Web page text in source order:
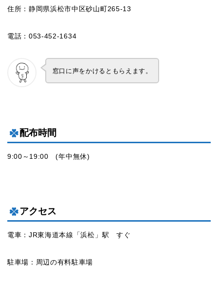
住所：静岡県浜松市中区砂山町265-13
電話：053-452-1634
窓口に声をかけるともらえます。
配布時間
9:00～19:00 (年中無休)
アクセス
電車：JR東海道本線「浜松」駅 すぐ
駐車場：周辺の有料駐車場